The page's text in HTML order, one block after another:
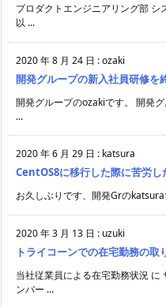
プロダクトエンジニアリング部 シ
以 ...
2020 年 8 月 24 日 :ozaki
開発グループの新入社員研修を
開発グループのozakiです。 開発
...
2020 年 6 月 29 日 : katsura
CentOS8に移行した際に苦労し
お久しぶりです、開発Grの
2020 年 3 月 13 日 : uzuki
トライコーンでの在宅勤務の取
当社従業員による在宅勤務状況 に
ンバー ...